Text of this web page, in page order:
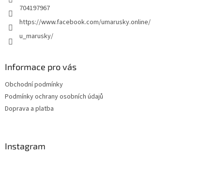
704197967
https://www.facebook.com/umarusky.online/
u_marusky/
Informace pro vás
Obchodní podmínky
Podmínky ochrany osobních údajů
Doprava a platba
Instagram